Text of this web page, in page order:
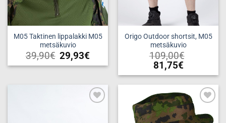
M05 Taktinen lippalakki M05
metsäkuvio
39,90€ 29,93€
Origo Outdoor shortsit, M05
metsäkuvio
109,00€
81,75€
Tällä
tuotteella
on
useampi
muunnelma.
Add to
wishlist